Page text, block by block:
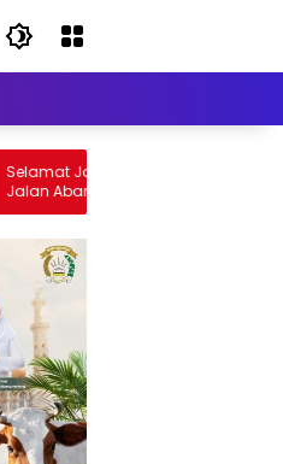
Sang Inspirator, Selamat
Yuslam Idris